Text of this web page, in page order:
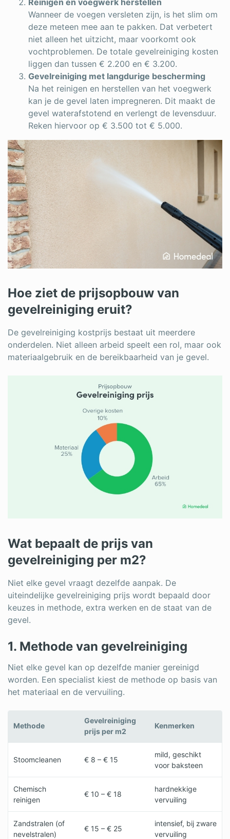
Reinigen en voegwerk herstellen
Wanneer de voegen versleten zijn, is het slim om
deze meteen mee aan te pakken. Dat verbetert
niet alleen het uitzicht, maar voorkomt ook
vochtproblemen. De totale gevelreiniging kosten
liggen dan tussen € 2.200 en € 3.200.
Gevelreiniging met langdurige bescherming
Na het reinigen en herstellen van het voegwerk
kan je de gevel laten impregneren. Dit maakt de
gevel waterafstotend en verlengt de levensduur.
Reken hiervoor op € 3.500 tot € 5.000.
Hoe ziet de prijsopbouw van
gevelreiniging eruit?
De gevelreiniging kostprijs bestaat uit meerdere
onderdelen. Niet alleen arbeid speelt een rol, maar ook
materiaalgebruik en de bereikbaarheid van je gevel.
Wat bepaalt de prijs van
gevelreiniging per m2?
Niet elke gevel vraagt dezelfde aanpak. De
uiteindelijke gevelreiniging prijs wordt bepaald door
keuzes in methode, extra werken en de staat van de
gevel.
1. Methode van gevelreiniging
Niet elke gevel kan op dezelfde manier gereinigd
worden. Een specialist kiest de methode op basis van
het materiaal en de vervuiling.
Methode
Gevelreiniging
prijs per m2
Kenmerken
Stoomcleanen € 8 – € 15
mild, geschikt
voor baksteen
Chemisch
reinigen
€ 10 – € 18
hardnekkige
vervuiling
Zandstralen (of
nevelstralen)
€ 15 – € 25
intensief, bij zware
vervuiling